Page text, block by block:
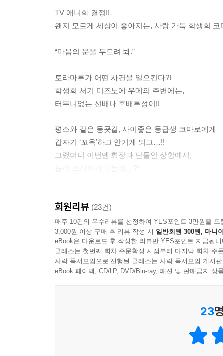
TV 애니화 결정!!
왠지 모르게 세상이 좋아지는, 사랑 가득 학생회 코
“마음의 문을 두드려 봐.”
토라마루가 어떤 사건을 일으킨다?!
학생회 서기 미즈노에 우메의 주변에는,
터무니없는 선배나 후배투성이!!
평소와 같은 등굣길, 사이좋은 동급생 코마로에게
갑자기 ‘꼬옥’하고 안기게 되고…!!
그랬더니 이번엔 회장과 단둘인 상황에서,
그리하여 시작합니다!! 제⑪권♪
회원리뷰 (23건)
매주 10건의 우수리뷰를 선정하여 YES포인트 3만원을 드
3,000원 이상 구매 후 리뷰 작성 시 일반회원 300원, 마니
eBook은 다운로드 후 작성한 리뷰만 YES포인트 지급됩니
클래스는 첫번째 회차 주문확정 시점부터 마지막 회차 주
사락 독서모임으로 진행된 클래스는 사락 독서모임 게시
eBook 페이백, CD/LP, DVD/Blu-ray, 패션 및 판매금지 상
23